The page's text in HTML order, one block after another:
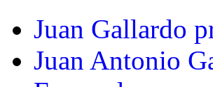
Juan Gallardo
Juan Antonio